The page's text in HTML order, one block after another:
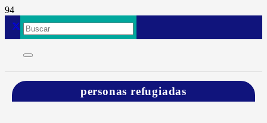
personas refugiadas